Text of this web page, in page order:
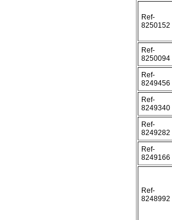
Ref-
8250152
Ref-
8250094
Ref-
8249456
Ref-
8249340
Ref-
8249282
Ref-
8249166
Ref-
8248992